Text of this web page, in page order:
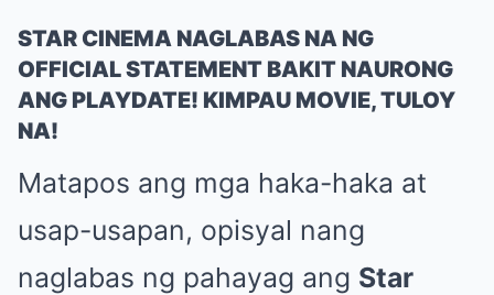
STAR CINEMA NAGLABAS NA NG
OFFICIAL STATEMENT BAKIT NAURONG
ANG PLAYDATE! KIMPAU MOVIE, TULOY
NA!
Matapos ang mga haka-haka at
usap-usapan, opisyal nang
naglabas ng pahayag ang Star